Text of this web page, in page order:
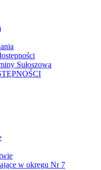
Sułoszowa
w okręgu Nr 7